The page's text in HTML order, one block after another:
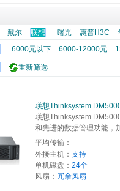
戴尔 联想 曙光 惠普H3C
6000元以下 6000-12000元
重新筛选
联想Thinksystem DM5000H混
联想Thinksystem
和先进的数据管理功能，
平均传输：
外接主机： 支持
单机磁盘： 24个
风扇： 冗余风扇